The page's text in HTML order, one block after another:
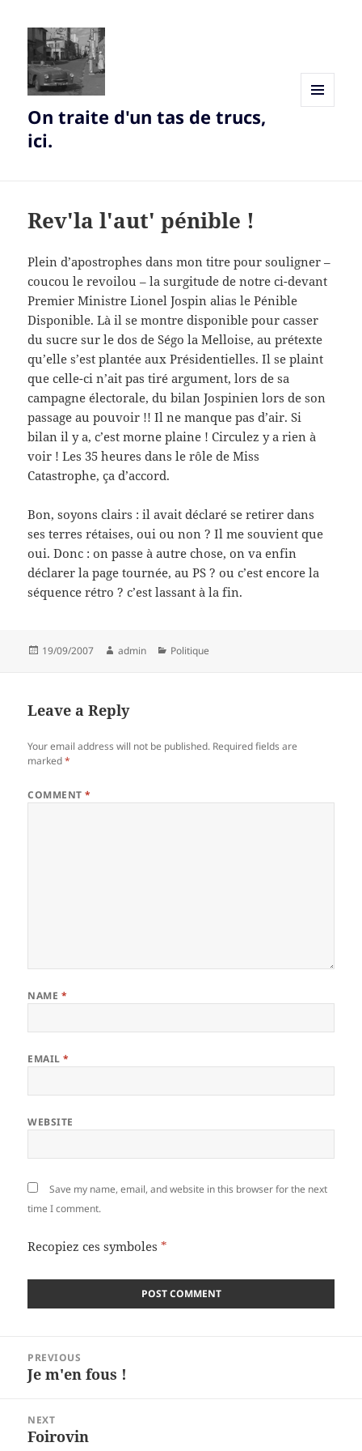
On traite d'un tas de trucs,
ici.
Rev'la l'aut' pénible !
Plein d’apostrophes dans mon titre pour souligner –
coucou le revoilou – la surgitude de notre ci-devant
Premier Ministre Lionel Jospin alias le Pénible
Disponible. Là il se montre disponible pour casser
du sucre sur le dos de Ségo la Melloise, au prétexte
qu’elle s’est plantée aux Présidentielles. Il se plaint
que celle-ci n’ait pas tiré argument, lors de sa
campagne électorale, du bilan Jospinien lors de son
passage au pouvoir !! Il ne manque pas d’air. Si
bilan il y a, c’est morne plaine ! Circulez y a rien à
voir ! Les 35 heures dans le rôle de Miss
Catastrophe, ça d’accord.
Bon, soyons clairs : il avait déclaré se retirer dans
ses terres rétaises, oui ou non ? Il me souvient que
oui. Donc : on passe à autre chose, on va enfin
déclarer la page tournée, au PS ? ou c’est encore la
séquence rétro ? c’est lassant à la fin.
Posted
19/09/2007 Author
admin Categories
Politique
Leave a Reply
Your email address will not be published. Required fields are
marked*
COMMENT*
NAME *
EMAIL*
WEBSITE
Save my name, email, and website in this browser for the next
time I comment.
Recopiez ces symboles *
navigation
PREVIOUS
Previous
Je m'en fous !
NEXT
Next
Foirovin